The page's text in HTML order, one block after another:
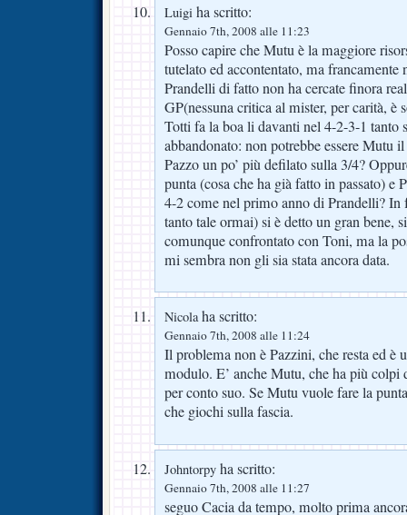
Luigi ha scritto:
Gennaio 7th, 2008 alle 11:23
Posso capire che Mutu è la maggiore
tutelato ed accontentato, ma francamente
Prandelli di fatto non ha cercate finora
GP(nessuna critica al mister, per carità, è
Totti fa la boa li davanti nel 4-2-3-1 tanto
abbandonato: non potrebbe essere Mutu
Pazzo un po’ più defilato sulla 3/4?
punta (cosa che ha già fatto in passato) e
4-2 come nel primo anno di Prandelli? In
tanto tale ormai) si è detto un gran bene,
comunque confrontato con Toni, ma la
mi sembra non gli sia stata ancora data.
Nicolaha scritto:
Gennaio 7th, 2008 alle 11:24
Il problema non è Pazzini, che resta ed è
modulo. E’ anche Mutu, che ha più colpi
per conto suo. Se Mutu vuole fare la
che giochi sulla fascia.
Johntorpy ha scritto:
Gennaio 7th, 2008 alle 11:27
seguo Cacia da tempo, molto prima